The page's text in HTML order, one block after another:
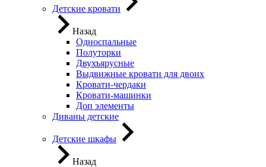
Детские кровати
Назад
Односпальные
Полуторки
Двухъярусные
Выдвижные кровати для двоих
Кровати-чердаки
Кровати-машинки
Доп элементы
Диваны детские
Детские шкафы
Назад